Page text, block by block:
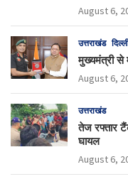
August 6,
उत्तराखंड
मुख्यमंत्री से
August 6,
उत्तराखंड
तेज रफ्तार
घायल
August 6,